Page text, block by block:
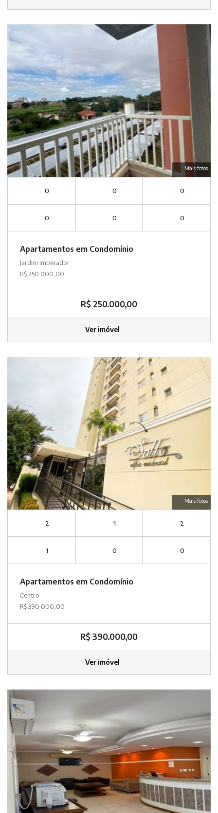
Mais fotos
0 0 0
0 0 0
Apartamentos em Condomínio
Jardim Imperador
R$ 250.000,00
R$ 250.000,00
Ver imóvel
Mais fotos
2 1 2
1 0 0
Apartamentos em Condomínio
Centro
R$ 390.000,00
R$ 390.000,00
Ver imóvel